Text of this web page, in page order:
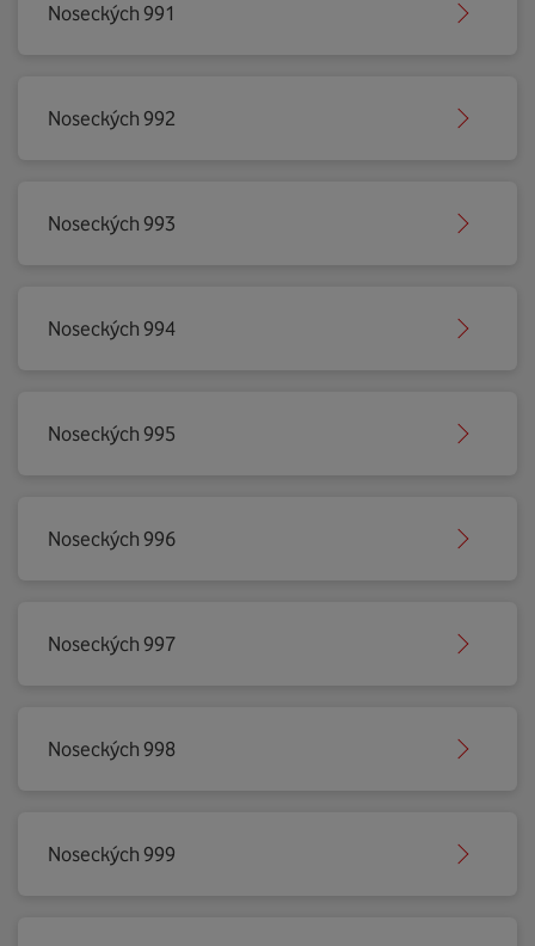
Noseckých 991
Noseckých 992
Noseckých 993
Noseckých 994
Noseckých 995
Noseckých 996
Noseckých 997
Noseckých 998
Noseckých 999